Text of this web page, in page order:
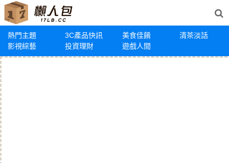
熱門主題 3C產品快訊 美食佳餚
清茶淡話
影視綜藝
投資理財 遊戲人間